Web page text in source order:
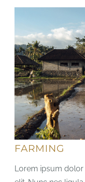
FARMING
Lorem ipsum